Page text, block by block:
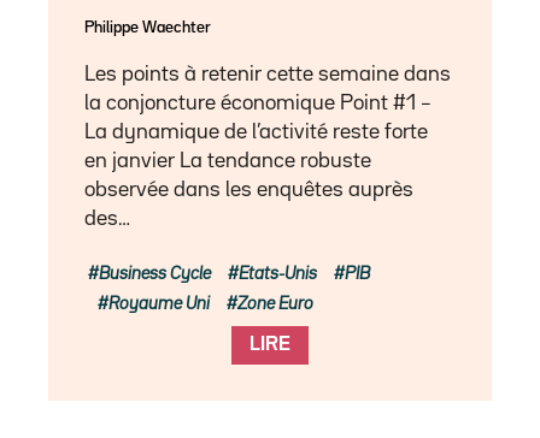
Philippe Waechter
Les points à retenir cette semaine dans
la conjoncture économique Point #1 –
La dynamique de l’activité reste forte
en janvier La tendance robuste
observée dans les enquêtes auprès
des…
LIRE
Business Cycle Etats-Unis
PIB
Royaume Uni
Zone Euro